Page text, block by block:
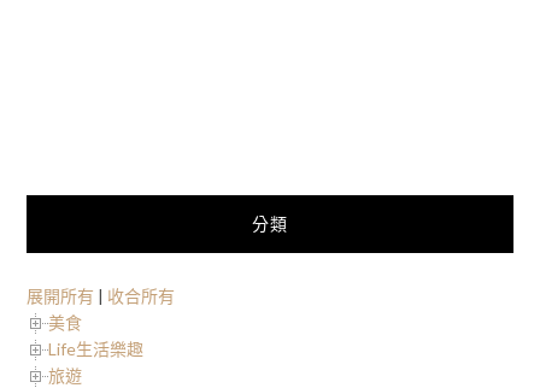
分類
展開所有 | 收合所有
美食
Life生活樂趣
旅遊